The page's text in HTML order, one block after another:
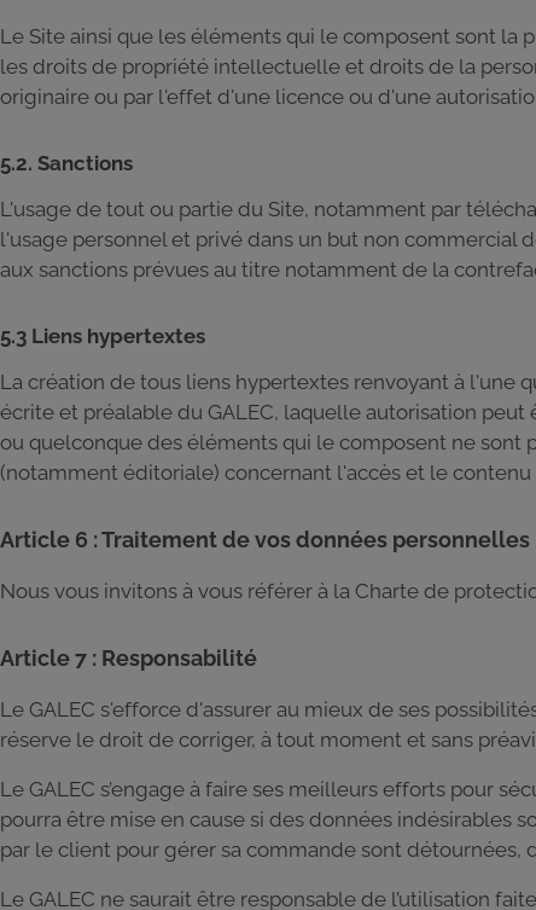
Le Site ainsi que les éléments qui le composent sont la
les droits de propriété intellectuelle et droits de la
originaire ou par l'effet d'une licence ou d'une
5.2. Sanctions
L'usage de tout ou partie du Site, notamment par
l'usage personnel et privé dans un but non
aux sanctions prévues au titre notamment de la
5.3 Liens hypertextes
La création de tous liens hypertextes renvoyant à l'une
écrite et préalable du GALEC, laquelle autorisation
ou quelconque des éléments qui le composent ne sont
(notamment éditoriale) concernant l'accès et le contenu
Article 6 : Traitement de vos données personnelles
Nous vous invitons à vous référer à la Charte de
Article 7 : Responsabilité
Le GALEC s'efforce d'assurer au mieux de ses
réserve le droit de corriger, à tout moment et sans
Le GALEC s’engage à faire ses meilleurs efforts pour
pourra être mise en cause si des données indésirables
par le client pour gérer sa commande sont
Le GALEC ne saurait être responsable de l’utilisation